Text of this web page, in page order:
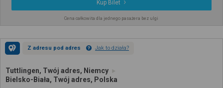
Kup Bilet
Cena całkowita dla jednego pasażera bez ulgi
Z adresu pod adres Jak to działa?
Tuttlingen, Twój adres, Niemcy
Bielsko-Biała, Twój adres, Polska